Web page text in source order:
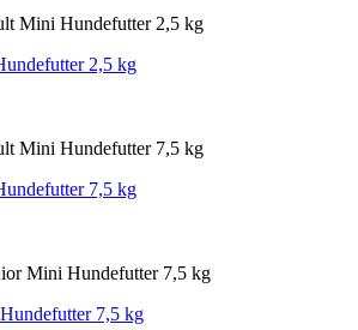
2,5 kg
7,5 kg
7,5 kg